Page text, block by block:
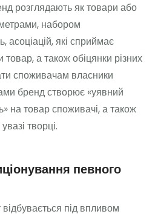
розглядають як товари або
набором
асоціацій, які сприймає
а також обіцянки різних
споживачам власники
бренд створює «уявний
на товар споживачі, а також
творці.
певного
під впливом